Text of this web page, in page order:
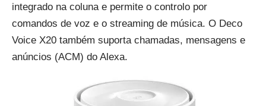
integrado na coluna e permite o controlo por
comandos de voz e o streaming de música. O Deco
Voice X20 também suporta chamadas, mensagens e
anúncios (ACM) do Alexa.